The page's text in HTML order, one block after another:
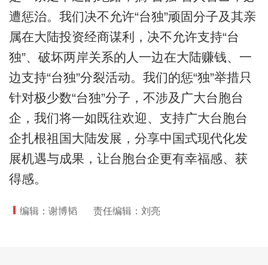
遭惩治。我们决不允许“台独”顽固分子及其亲
属在大陆投资经商谋利，决不允许支持“台
独”、破坏两岸关系的人一边在大陆赚钱、一
边支持“台独”分裂活动。我们的惩“独”举措只
针对极少数“台独”分子，不涉及广大台胞台
企，我们将一如既往欢迎、支持广大台胞台
企扎根祖国大陆发展，分享中国式现代化发
展机遇与成果，让台胞台企更有幸福感、获
得感。
编辑：谢博韬 责任编辑：刘亮